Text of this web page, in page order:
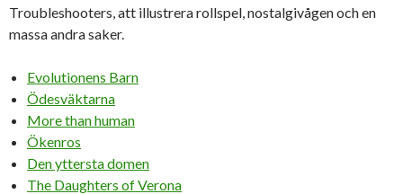
Troubleshooters, att illustrera rollspel, nostalgivågen och en
massa andra saker.
Evolutionens Barn
Ödesväktarna
More than human
Ökenros
Den yttersta domen
The Daughters of Verona